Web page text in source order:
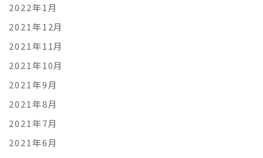
2022年1月
2021年12月
2021年11月
2021年10月
2021年9月
2021年8月
2021年7月
2021年6月